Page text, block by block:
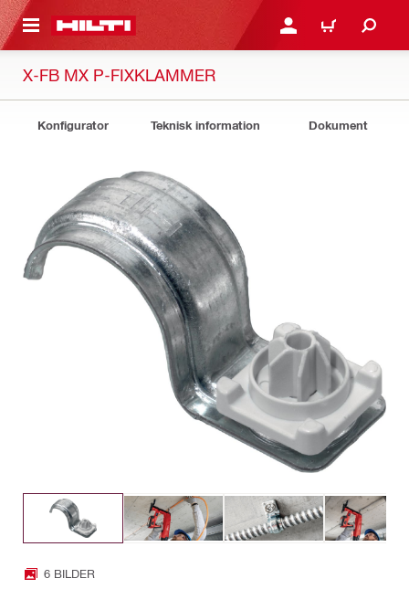
GÅ TILL HUVUDSIDAN LOGGA IN ELLER
VARUKORG
X-FB MX P-FIXKLAMMER
Konfigurator Teknisk information Dokument
6 BILDER